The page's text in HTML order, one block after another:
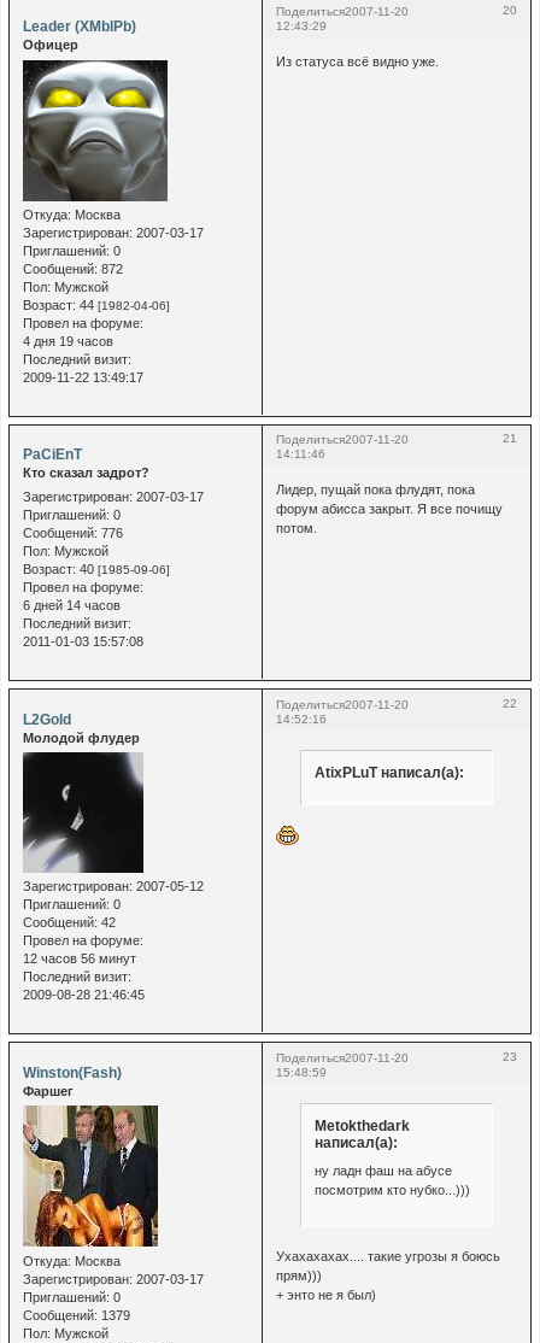
Поделиться 20
2007-11-20
12:43:29
Leader (XMblPb)
Офицер
Откуда: Москва
Зарегистрирован: 2007-03-17
Приглашений: 0
Сообщений: 872
Пол: Мужской
Возраст: 44 [1982-04-06]
Провел на форуме:
4 дня 19 часов
Последний визит:
2009-11-22 13:49:17
Из статуса всё видно уже.
Поделиться 21
2007-11-20
14:11:46
PaCiEnT
Кто сказал задрот?
Зарегистрирован: 2007-03-17
Приглашений: 0
Сообщений: 776
Пол: Мужской
Возраст: 40 [1985-09-06]
Провел на форуме:
6 дней 14 часов
Последний визит:
2011-01-03 15:57:08
Лидер, пущай пока флудят, пока
форум абисса закрыт. Я все почищу
потом.
Поделиться 22
2007-11-20
14:52:16
L2Gold
Молодой флудер
Зарегистрирован: 2007-05-12
Приглашений: 0
Сообщений: 42
Провел на форуме:
12 часов 56 минут
Последний визит:
2009-08-28 21:46:45
AtixPLuT написал(а):
Поделиться 23
2007-11-20
15:48:59
Winston(Fash)
Фаршег
Откуда: Москва
Зарегистрирован: 2007-03-17
Приглашений: 0
Сообщений: 1379
Пол: Мужской
Metokthedark
написал(а):
ну ладн фаш на абусе
посмотрим кто нубко...)))
Ухахахахах.... такие угрозы я боюсь
прям)))
+ энто не я был)